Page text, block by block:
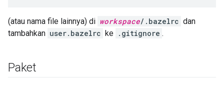
(atau nama file lainnya) di workspace/.bazelrc dan
tambahkan user.bazelrc ke .gitignore .
Paket